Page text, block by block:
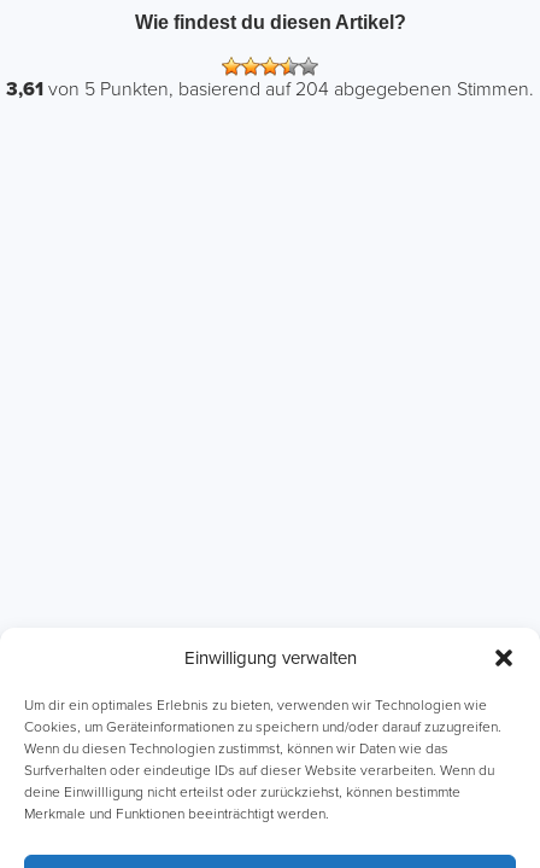
Einwilligung verwalten
Um dir ein optimales Erlebnis zu bieten, verwenden wir Technologien wie
Cookies, um Geräteinformationen zu speichern und/oder darauf zuzugreifen.
Wenn du diesen Technologien zustimmst, können wir Daten wie das
Surfverhalten oder eindeutige IDs auf dieser Website verarbeiten. Wenn du
deine Einwillligung nicht erteilst oder zurückziehst, können bestimmte
Merkmale und Funktionen beeinträchtigt werden.
Wie findest du diesen Artikel?
3,61 von 5 Punkten, basierend auf 204 abgegebenen Stimmen.
ABI Intensivkurse Online-Kurse
Einzelnachhilfe Lernhefte